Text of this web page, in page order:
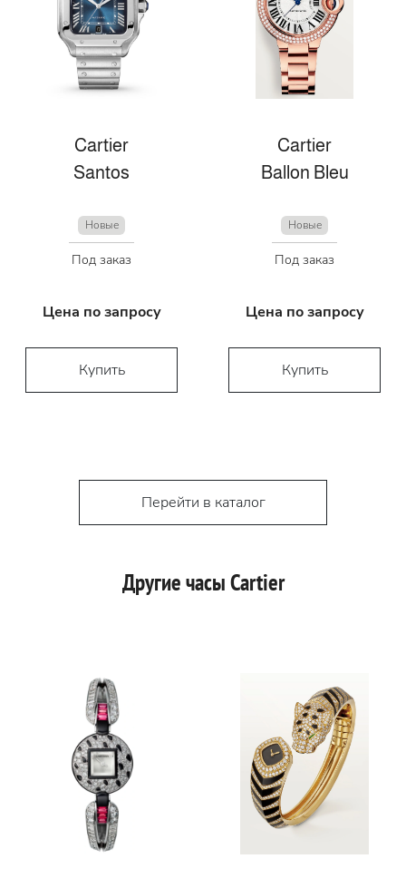
Cartier
Santos
Новые
Под заказ
Цена по запросу
Купить
Cartier
Ballon Bleu
Новые
Под заказ
Цена по запросу
Купить
Перейти в каталог
Другие часы Cartier